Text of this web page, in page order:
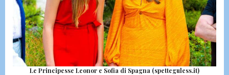
Le Principesse Leonor e Sofia di Spagna (spetteguless.it)